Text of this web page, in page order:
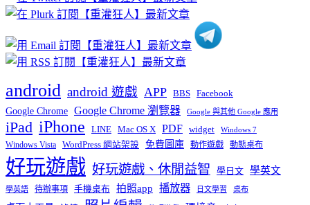
類
android android 遊戲 APP BBS Facebook
Google Chrome Google Chrome 瀏覽器 Google 與其他 Google 應用
iPad iPhone LINE Mac OS X PDF widget Windows 7
Windows Vista WordPress 網站架設 免費圖庫 動作遊戲 動態桌布
好玩遊戲 好玩遊戲、休閒益智 學日文 學英文
學英語 待辦事項 手機桌布 拍照app 播放器 日文學習 桌布